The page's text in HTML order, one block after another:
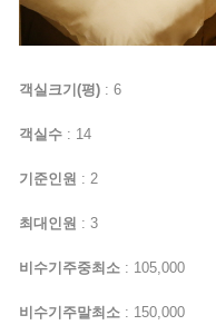
객실크기(평) : 6
객실수 : 14
기준인원 : 2
최대인원 : 3
비수기주중최소 : 105,000
비수기주말최소 : 150,000